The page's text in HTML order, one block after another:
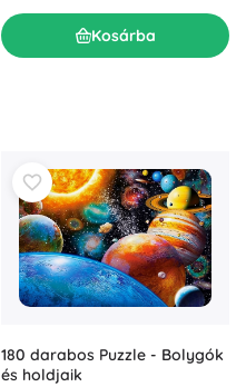
Kosárba
180 darabos Puzzle - Bolygók
és holdjaik